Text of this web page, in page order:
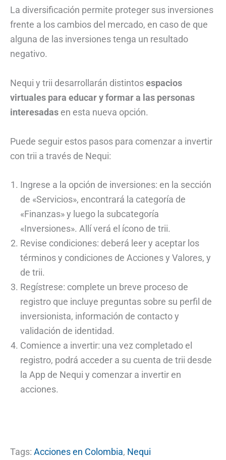
La diversificación permite proteger sus inversiones
frente a los cambios del mercado, en caso de que
alguna de las inversiones tenga un resultado
negativo.
Nequi y trii desarrollarán distintosespacios
virtuales para educar y formar a las personas
interesadas en esta nueva opción.
Puede seguir estos pasos para comenzar a invertir
con trii a través de Nequi:
Ingrese a la opción de inversiones: en la sección
de «Servicios», encontrará la categoría de
«Finanzas» y luego la subcategoría
«Inversiones». Allí verá el ícono de trii.
Revise condiciones: deberá leer y aceptar los
términos y condiciones de Acciones y Valores, y
de trii.
Regístrese: complete un breve proceso de
registro que incluye preguntas sobre su perfil de
inversionista, información de contacto y
validación de identidad.
Comience a invertir: una vez completado el
registro, podrá acceder a su cuenta de trii desde
la App de Nequi y comenzar a invertir en
acciones.
Tags: Acciones en Colombia, Nequi